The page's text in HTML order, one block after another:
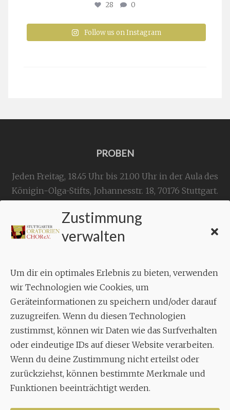
Zustimmung
verwalten
Um dir ein optimales Erlebnis zu bieten, verwenden
wir Technologien wie Cookies, um
Geräteinformationen zu speichern und/oder darauf
zuzugreifen. Wenn du diesen Technologien
zustimmst, können wir Daten wie das Surfverhalten
oder eindeutige IDs auf dieser Website verarbeiten.
Wenn du deine Zustimmung nicht erteilst oder
zurückziehst, können bestimmte Merkmale und
Funktionen beeinträchtigt werden.
28 0
Follow us on Instagram
PROBEN
Jeden Freitag, 18.45 Uhr bis 21.00 Uhr in der Aula des
Königin-Olga-Stifts, Johannesstr. 18, 70176 Stuttgart.
KONTAKT
Geschäftsstelle:
Aixheimer Str. 18
70619 Stuttgart
MUSIK
Musikalischer Leiter:
Enrico Trummer
Tel.+49 (0)177 / 34 23 57 1
Facebook
TwitterYouTube